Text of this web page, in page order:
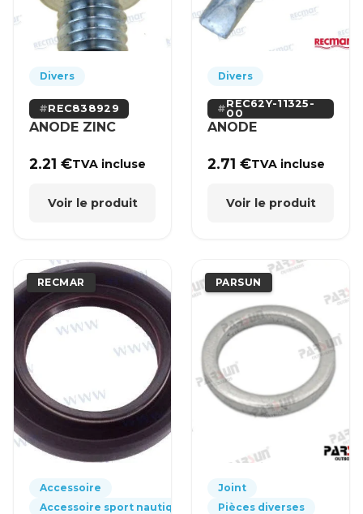
Divers
REC838929
ANODE ZINC
2.21€TVA incluse
Voir le produit
Divers
REC62Y-11325-
00
ANODE
2.71€TVA incluse
Voir le produit
RECMAR
Accessoire
Accessoire sport nautique
PARSUN
Joint
Pièces diverses